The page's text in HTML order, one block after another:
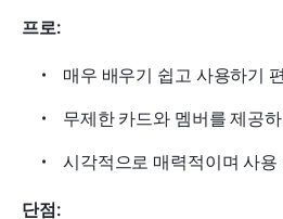
프로:
매우 배우기 쉽고 사용하기
무제한 카드와 멤버를 제공
시각적으로 매력적이며 사
단점: